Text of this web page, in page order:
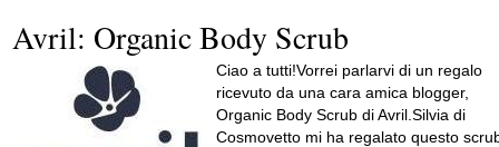
Avril: Organic Body Scrub
Ciao a tutti!Vorrei parlarvi di un regalo
ricevuto da una cara amica blogger,
Organic Body Scrub di Avril.Silvia di
Cosmovetto mi ha regalato questo